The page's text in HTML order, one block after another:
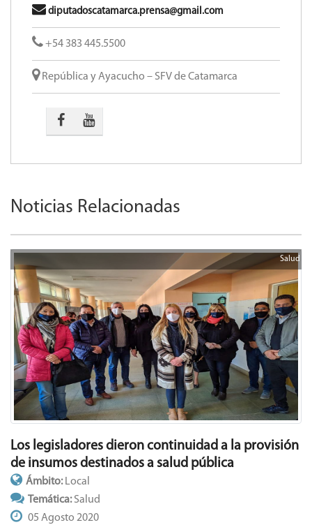
diputadoscatamarca.prensa@gmail.com
+54 383 445.5500
República y Ayacucho – SFV de Catamarca
Noticias Relacionadas
Salud
Los legisladores dieron continuidad a la provisión
de insumos destinados a salud pública
Ámbito:Local
Temática:Salud
05 Agosto 2020